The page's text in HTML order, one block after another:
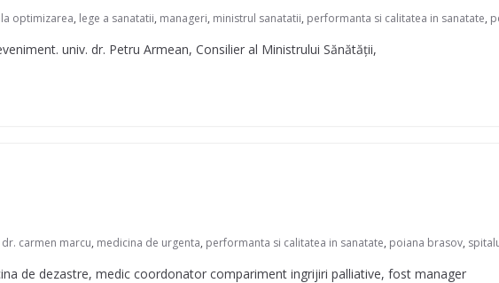
optimizarea, lege a sanatatii, manageri, ministrul sanatatii, performanta si calitatea in sanatate,
univ. dr. Petru Armean, Consilier al Ministrului Sănătății,
dr. carmen marcu, medicina de urgenta, performanta si calitatea in sanatate, poiana brasov,
de dezastre, medic coordonator compariment ingrijiri palliative, fost manager